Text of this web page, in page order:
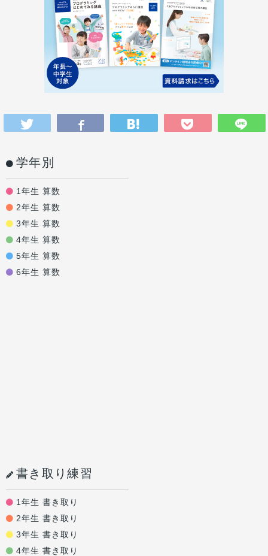
学年別
1年生 算数
2年生 算数
3年生 算数
4年生 算数
5年生 算数
6年生 算数
書き取り練習
1年生 書き取り
2年生 書き取り
3年生 書き取り
4年生 書き取り